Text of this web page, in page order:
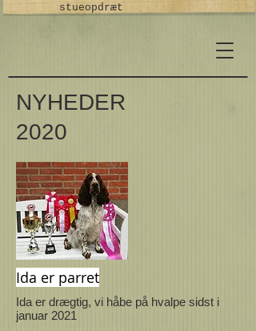
stueopdræt
NYHEDER
2020
Ida er parret
Ida er drægtig, vi håbe på hvalpe sidst i
januar 2021